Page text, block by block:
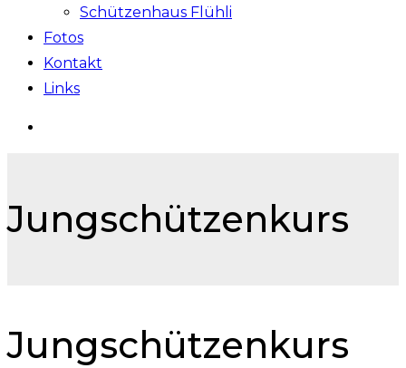
Schützenhaus Flühli
Fotos
Kontakt
Links
Jungschützenkurs
Jungschützenkurs